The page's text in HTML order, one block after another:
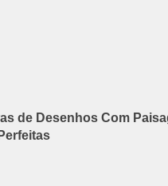
de Desenhos Com